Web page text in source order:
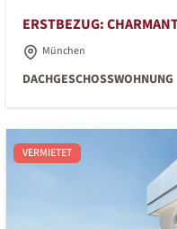
ERSTBEZUG:
SANIERTEM ALTBAU
München
DACHGESCHOSSWOHNUNG
VERMIETET